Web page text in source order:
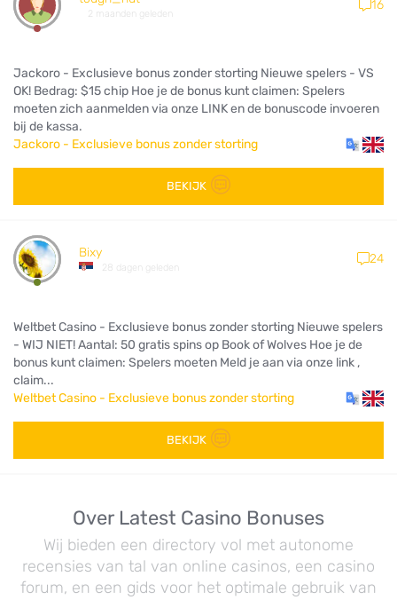
2 maanden geleden
16
Jackoro - Exclusieve bonus zonder storting Nieuwe spelers - VS
OK! Bedrag: $15 chip Hoe je de bonus kunt claimen: Spelers
moeten zich aanmelden via onze LINK en de bonuscode invoeren
bij de kassa.
Jackoro - Exclusieve bonus zonder storting
BEKIJK
Bixy
28 dagen geleden
24
Weltbet Casino - Exclusieve bonus zonder storting Nieuwe spelers
- WIJ NIET! Aantal: 50 gratis spins op Book of Wolves Hoe je de
bonus kunt claimen: Spelers moeten Meld je aan via onze link ,
claim...
Weltbet Casino - Exclusieve bonus zonder storting
BEKIJK
Over Latest Casino Bonuses
Wij bieden een directory vol met autonome
recensies van tal van online casinos, een casino
forum, en een gids voor het optimale gebruik van